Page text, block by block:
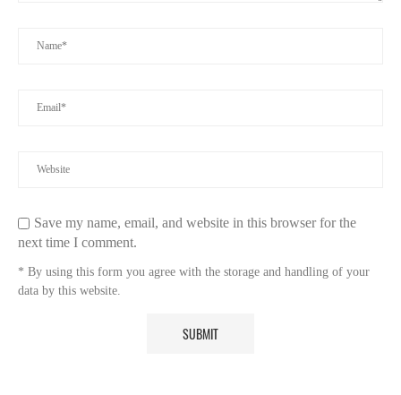
Save my name, email, and website in this browser for the
next time I comment.
* By using this form you agree with the storage and handling of your
data by this website.